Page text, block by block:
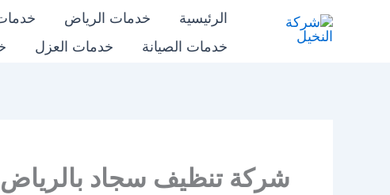
شركة النخيل
الرئيسية خدمات الرياض
خدمات الصيانة
خدمات العزل
شركة تنظيف سجاد بالرياض